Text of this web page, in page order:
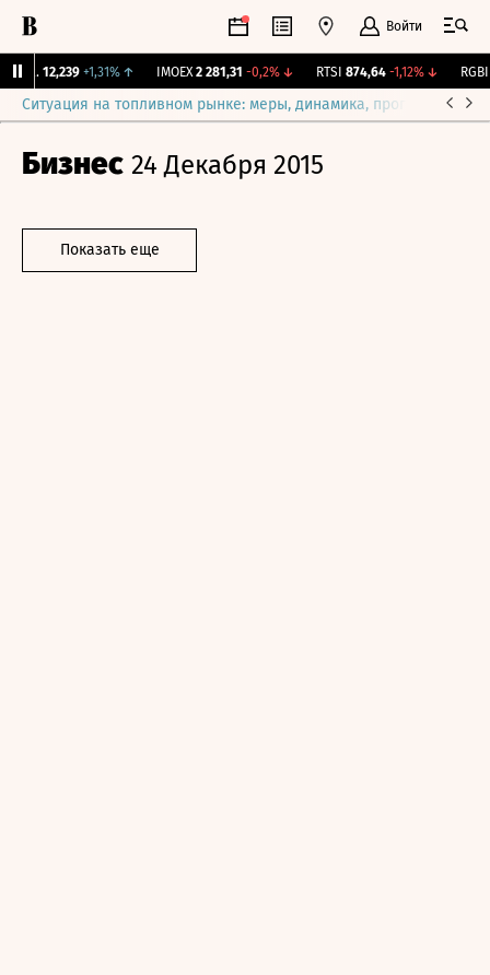
Войти
12,239 +1,31% ↑ IMOEX 2 281,31 -0,2%↓ RTSI 874,64 -1,12%↓ RGBI
Ситуация на топливном рынке: меры, динамика, прогнозы
Бизнес 24 Декабря 2015
Показать еще